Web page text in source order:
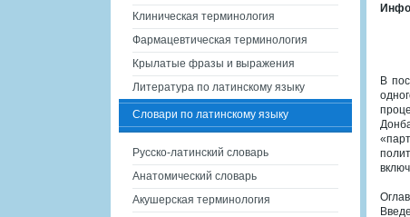
В
Клиническая терминология
Фармацевтическая терминология
Крылатые фразы и выражения
Литература по латинскому языку
Словари по латинскому языку
Русско-латинский словарь
Анатомический словарь
Акушерская терминология